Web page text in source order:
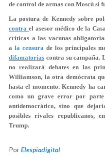
de control de armas con Moscú si
La postura de Kennedy sobre
contra el asesor médico de la
críticas a las vacunas
a la censura de los principales
difamatorias contra su campaña.
no realizará debates en las
Williamson, la otra demócrata
hasta el momento. Kennedy ha
como un grave error por
antidemocrático, sino que
posibles rivales republicanos,
Trump.
PorElespiadigital